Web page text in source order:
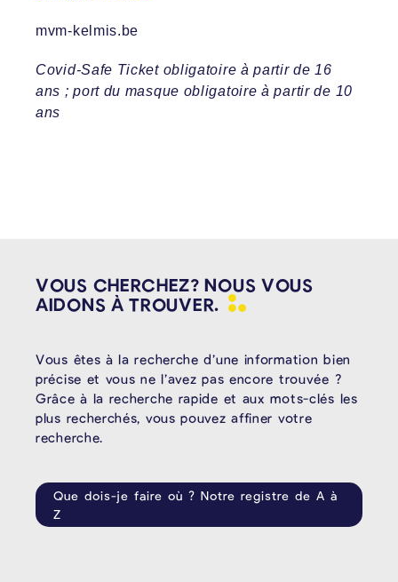
mvm-kelmis.be
Covid-Safe Ticket obligatoire à partir de 16
ans ; port du masque obligatoire à partir de 10
ans
VOUS CHERCHEZ? NOUS VOUS
AIDONS ÀTROUVER.
Vous êtes à la recherche d’une information bien
précise et vous ne l’avez pas encore trouvée ?
Grâce à la recherche rapide et aux mots-clés les
plus recherchés, vous pouvez affiner votre
recherche.
Que dois-je faire où ? Notre registre de A à
Z